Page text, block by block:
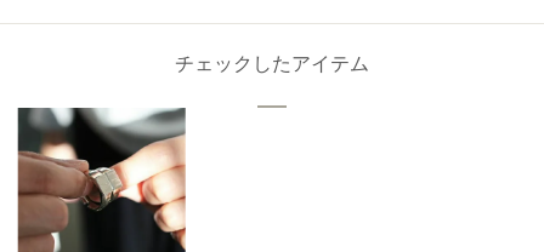
チェックしたアイテム